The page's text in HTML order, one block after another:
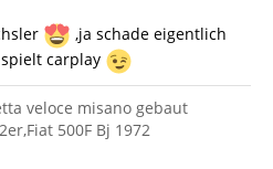
,ja schade eigentlich
carplay
veloce misano gebaut
500F Bj 1972